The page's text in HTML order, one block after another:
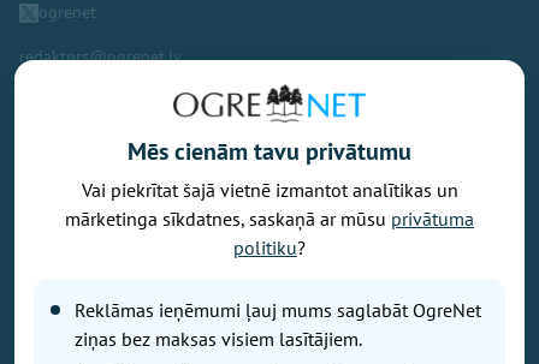
ogrenet
redaktors@ogrenet.lv
Vēlaties izteikt savu viedokli par portālu? Pamanījāt kļūdu? Ir
problēma, ko vēlaties apspriest publiski? Vēlaties iesūtīt rakstu par
Jums aktuālu tēmu? Varbūt Jums vajadzīgs padoms? Rakstiet uz
Izdevējs: SIA "Ogres Balss".
Mēs cienām tavu privātumu
Vai piekrītat šajā vietnē izmantot analītikas un
mārketinga sīkdatnes, saskaņā ar mūsu privātuma
politiku?
Reklāmas ieņēmumi ļauj mums saglabāt OgreNet
ziņas bez maksas visiem lasītājiem.